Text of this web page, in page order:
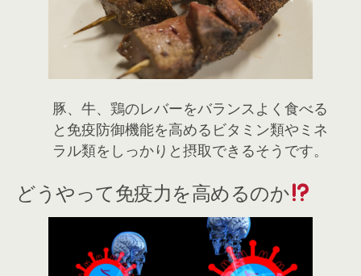
豚、牛、鶏のレバーをバランスよく食べる
と免疫防御機能を高めるビタミン類やミネ
ラル類をしっかりと摂取できるそうです。
どうやって免疫力を高めるのか